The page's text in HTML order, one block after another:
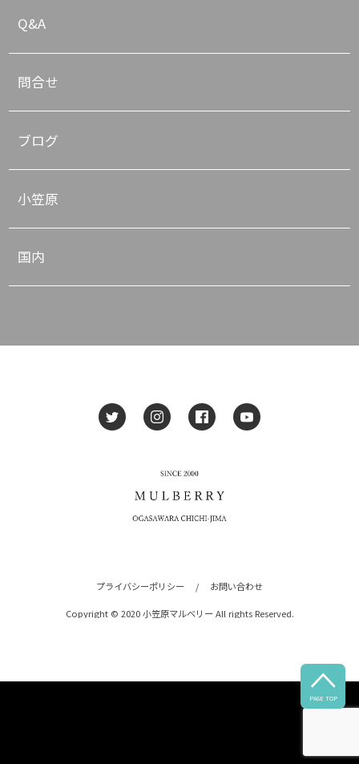

PAGE TOP
Q&A
問合せ
ブログ
小笠原
国内
プライバシーポリシー / お問い合わせ
Copyright © 2020 小笠原マルベリー All rights Reserved.